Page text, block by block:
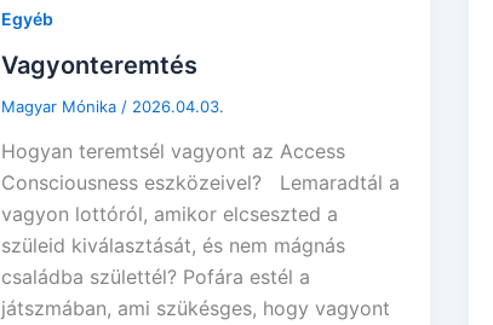
Egyéb
Vagyonteremtés
Magyar Mónika / 2026.04.03.
Hogyan teremtsél vagyont az Access
Consciousness eszközeivel? Lemaradtál a
vagyon lottóról, amikor elcseszted a
szüleid kiválasztását, és nem mágnás
családba születtél? Pofára estél a
játszmában, ami szükésges, hogy vagyont